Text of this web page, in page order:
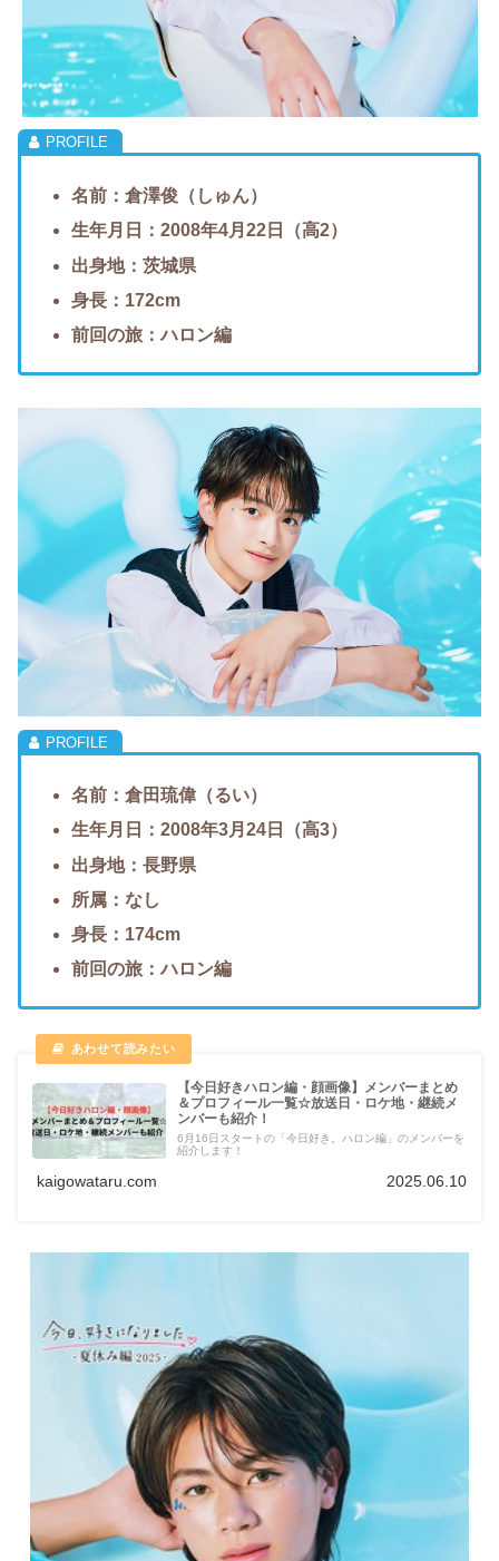
名前：倉澤俊（しゅん）
生年月日：2008年4月22日（高2）
出身地：茨城県
身長：172cm
前回の旅：ハロン編
名前：倉田琉偉（るい）
生年月日：2008年3月24日（高3）
出身地：長野県
所属：なし
身長：174cm
前回の旅：ハロン編
【今日好きハロン編・顔画像】メンバーまとめ
＆プロフィール一覧☆放送日・ロケ地・継続メ
ンバーも紹介！
6月16日スタートの「今日好き。ハロン編」のメンバーを
紹介します！
kaigowataru.com 2025.06.10